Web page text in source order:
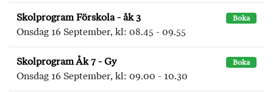
Skolprogram Förskola - åk 3 Boka
Onsdag 16 September, kl: 08.45 - 09.55
Skolprogram Åk 7 - Gy Boka
Onsdag 16 September, kl: 09.00 - 10.30